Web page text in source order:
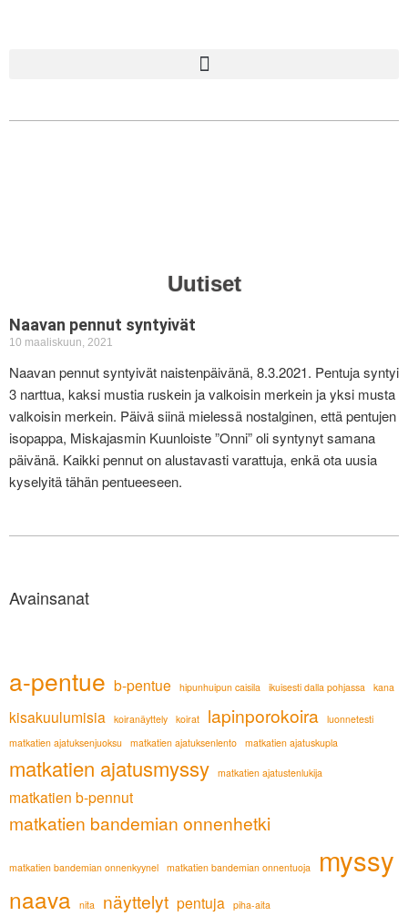
Uutiset
Naavan pennut syntyivät
10 maaliskuun, 2021
Naavan pennut syntyivät naistenpäivänä, 8.3.2021. Pentuja syntyi
3 narttua, kaksi mustia ruskein ja valkoisin merkein ja yksi musta
valkoisin merkein. Päivä siinä mielessä nostalginen, että pentujen
isopappa, Miskajasmin Kuunloiste ”Onni” oli syntynyt samana
päivänä. Kaikki pennut on alustavasti varattuja, enkä ota uusia
kyselyitä tähän pentueeseen.
Avainsanat
a-pentue b-pentue hipunhuipun caisila ikuisesti dalla pohjassa kana
kisakuulumisia koiranäyttely koirat lapinporokoira luonnetesti
matkatien ajatuksenjuoksu matkatien ajatuksenlento matkatien ajatuskupla
matkatien ajatusmyssy matkatien ajatustenlukija
matkatien b-pennut
matkatien bandemian onnenhetki
matkatien bandemian onnenkyynel matkatien bandemian onnentuoja myssy
naava nita näyttelyt pentuja piha-aita